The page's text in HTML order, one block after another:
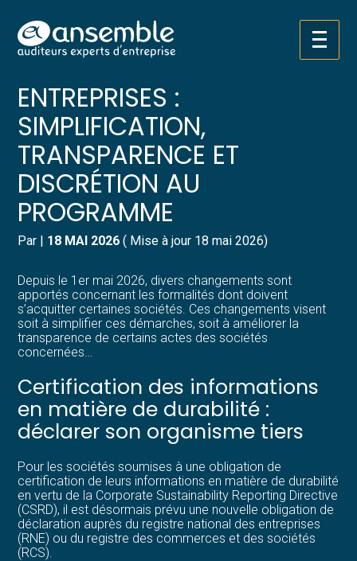
Aller
au
Créer et reprendre une activité
Gérer votre quotidien
Piloter votre entreprise
Développer votre entreprise
Construire votre patrimoine
Structurer votre croissance
Être prêt pour la facturation
électronique
Pilotez votre gestion
Suivre votre comptabilité
Gérer vos ressources humaines
Dématérialiser vos documents
FORMALITÉS DES
ENTREPRISES :
SIMPLIFICATION,
TRANSPARENCE ET
DISCRÉTION AU
PROGRAMME
Par | 18 MAI 2026 ( Mise à jour 18 mai 2026)
Depuis le 1er mai 2026, divers changements sont
apportés concernant les formalités dont doivent
s’acquitter certaines sociétés. Ces changements visent
soit à simplifier ces démarches, soit à améliorer la
transparence de certains actes des sociétés
concernées…
Certification des informations
en matière de durabilité :
déclarer son organisme tiers
Pour les sociétés soumises à une obligation de
certification de leurs informations en matière de durabilité
en vertu de la Corporate Sustainability Reporting Directive
(CSRD), il est désormais prévu une nouvelle obligation de
déclaration auprès du registre national des entreprises
(RNE) ou du registre des commerces et des sociétés
(RCS).